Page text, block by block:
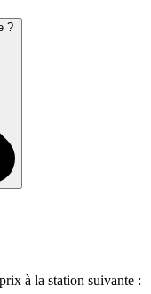
?
à la station suivante :